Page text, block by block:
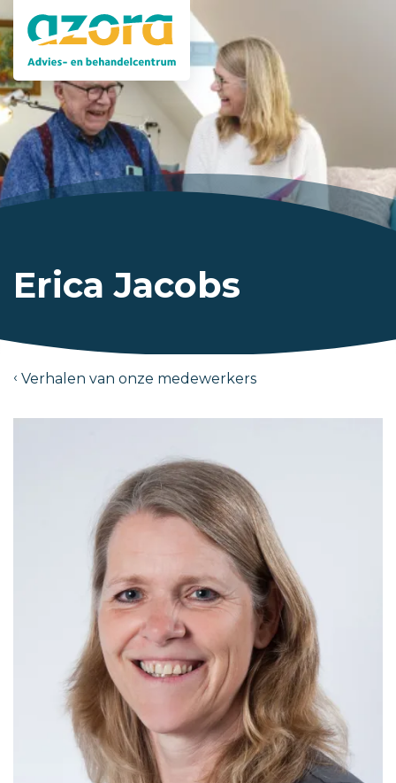
Erica Jacobs
Verhalen van onze medewerkers